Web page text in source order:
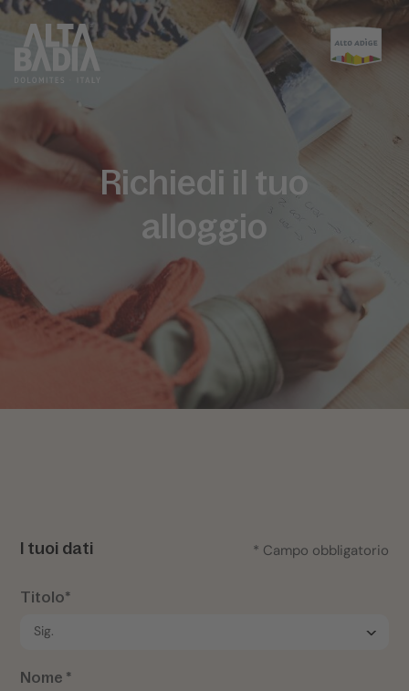
Richiedi il tuo
alloggio
* Campo obbligatorio
I tuoi dati
Titolo*
Nome *